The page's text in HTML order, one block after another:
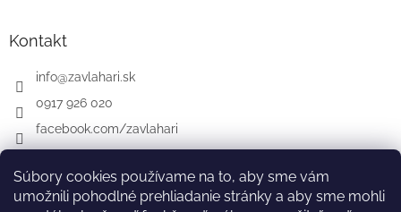
Súbory cookies používame na to, aby sme vám
umožnili pohodlné prehliadanie stránky a aby sme mohli
Kontakt
info@zavlahari.sk
0917 926 020
facebook.com/zavlahari
GARDENA McCULLOCH CZ AT DE